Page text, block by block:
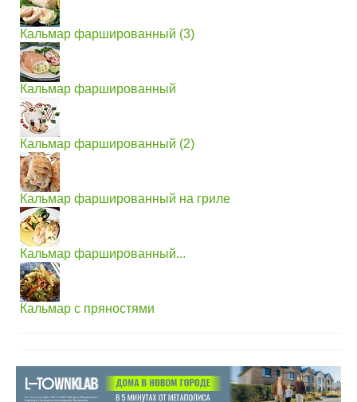
Кальмар фаршированный (3)
Кальмар фаршированный
Кальмар фаршированный (2)
Кальмар фаршированный на гриле
Кальмар фаршированный...
Кальмар с пряностями